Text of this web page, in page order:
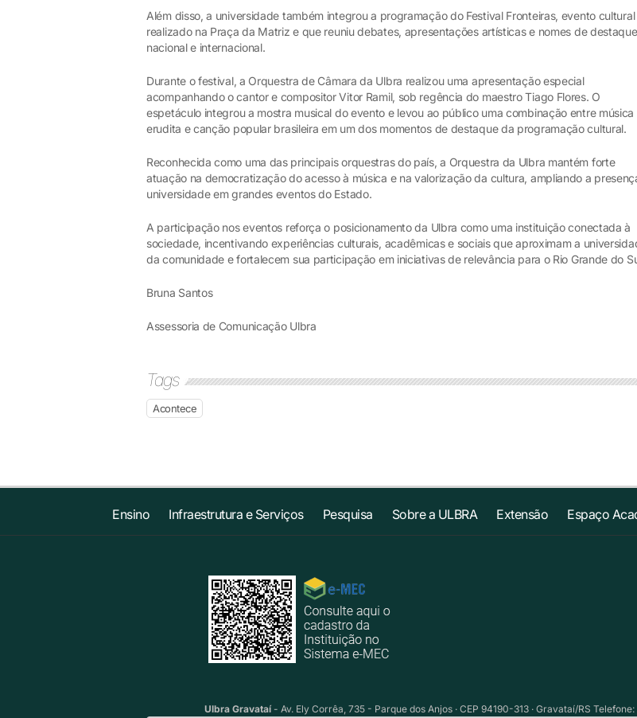
Além disso, a universidade também integrou a programação do Festival Fronteiras, evento cultural
realizado na Praça da Matriz e que reuniu debates, apresentações artísticas e nomes de destaque
nacional e internacional.
Durante o festival, a Orquestra de Câmara da Ulbra realizou uma apresentação especial
acompanhando o cantor e compositor Vitor Ramil, sob regência do maestro Tiago Flores. O
espetáculo integrou a mostra musical do evento e levou ao público uma combinação entre música
erudita e canção popular brasileira em um dos momentos de destaque da programação cultural.
Reconhecida como uma das principais orquestras do país, a Orquestra da Ulbra mantém forte
atuação na democratização do acesso à música e na valorização da cultura, ampliando a
universidade em grandes eventos do Estado.
A participação nos eventos reforça o posicionamento da Ulbra como uma instituição conectada à
sociedade, incentivando experiências culturais, acadêmicas e sociais que aproximam a
da comunidade e fortalecem sua participação em iniciativas de relevância para o Rio Grande do
Bruna Santos
Assessoria de Comunicação Ulbra
Tags
Acontece
Ensino Infraestrutura e Serviços Pesquisa Sobre a ULBRA Extensão Espaço
Ulbra Gravataí- Av. Ely Corrêa, 735 - Parque dos Anjos · CEP 94190-313 · Gravataí/RS